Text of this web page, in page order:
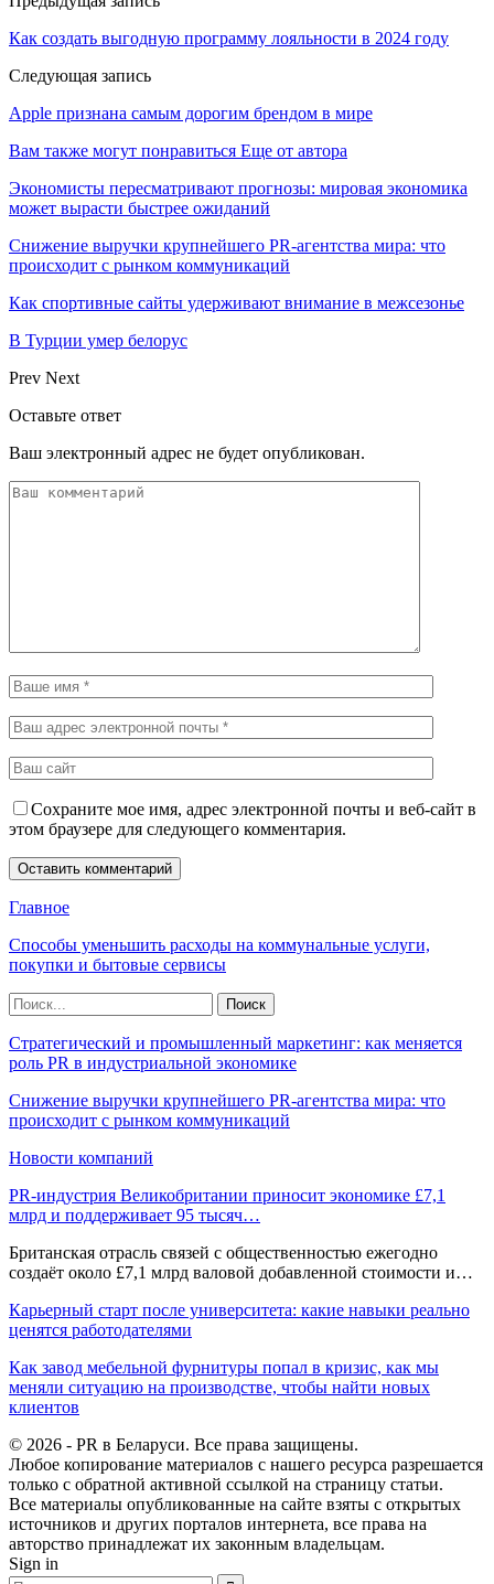
Как создать выгодную программу лояльности в 2024 году
Следующая запись
Apple признана самым дорогим брендом в мире
Вам также могут понравиться Еще от автора
Экономисты пересматривают прогнозы: мировая экономика
может вырасти быстрее ожиданий
Снижение выручки крупнейшего PR-агентства мира: что
происходит с рынком коммуникаций
Как спортивные сайты удерживают внимание в межсезонье
В Турции умер белорус
Prev Next
Оставьте ответ
Ваш электронный адрес не будет опубликован.
Сохраните мое имя, адрес электронной почты и веб-сайт в
этом браузере для следующего комментария.
Главное
Способы уменьшить расходы на коммунальные услуги,
покупки и бытовые сервисы
Стратегический и промышленный маркетинг: как меняется
роль PR в индустриальной экономике
Снижение выручки крупнейшего PR-агентства мира: что
происходит с рынком коммуникаций
Новости компаний
PR-индустрия Великобритании приносит экономике £7,1
млрд и поддерживает 95 тысяч…
Британская отрасль связей с общественностью ежегодно
создаёт около £7,1 млрд валовой добавленной стоимости и…
Карьерный старт после университета: какие навыки реально
ценятся работодателями
Как завод мебельной фурнитуры попал в кризис, как мы
меняли ситуацию на производстве, чтобы найти новых
клиентов
© 2026 - PR в Беларуси. Все права защищены.
Любое копирование материалов с нашего ресурса разрешается
только с обратной активной ссылкой на страницу статьи.
Все материалы опубликованные на сайте взяты с открытых
источников и других порталов интернета, все права на
авторство принадлежат их законным владельцам.
Sign in